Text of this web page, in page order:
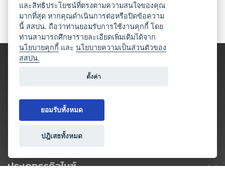
ประเภทธุรกิจไมซ์
และสิทธิประโยชน์ที่ตรงตามความสนใจของคุณ
มากที่สุด หากคุณดำเนินการต่อหรือปิดข้อความ
นี้ สสปน. ถือว่าท่านยอมรับการใช้งานคุกกี้ โดย
ท่านสามารถศึกษารายละเอียดเพิ่มเติมได้จาก
นโยบายคุกกี้ และนโยบายความเป็นส่วนตัวของ
สสปน.
ตั้งค่า
ยอมรับทั้งหมด
ปฎิเสธทั้งหมด